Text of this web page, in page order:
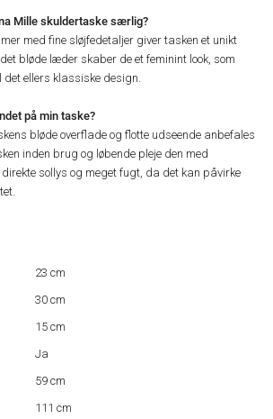
Mille skuldertaske særlig?
med fine sløjfedetaljer giver tasken et unikt
bløde læder skaber de et feminint look, som
ellers klassiske design.
på min taske?
bløde overflade og flotte udseende anbefales
inden brug og løbende pleje den med
sollys og meget fugt, da det kan påvirke
23 cm
30 cm
15 cm
Ja
59 cm
111 cm